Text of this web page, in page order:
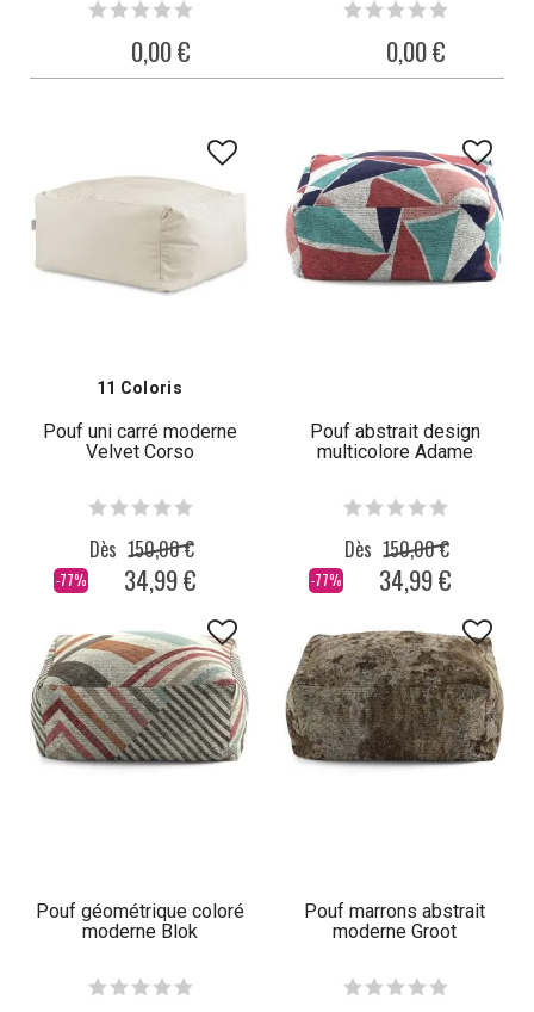
0,00 € 0,00 €
11 Coloris
Pouf uni carré moderne
Velvet Corso
-77%
Dès 150,00 €
34,99 €
Pouf abstrait design
multicolore Adame
-77%
Dès 150,00 €
34,99 €
Pouf géométrique coloré
moderne Blok
Pouf marrons abstrait
moderne Groot